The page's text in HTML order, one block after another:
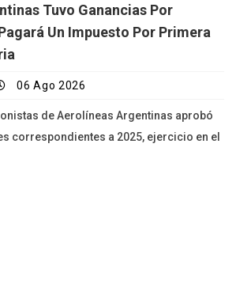
Tuvo Ganancias Por
Un Impuesto Por Primera
06 Ago 2026
de Aerolíneas Argentinas aprobó
correspondientes a 2025, ejercicio en el